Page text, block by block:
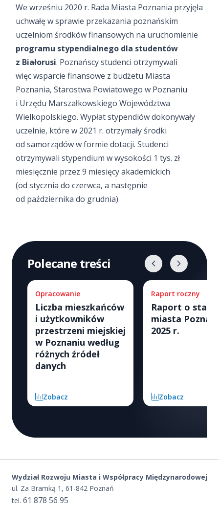
We wrześniu 2020 r. Rada Miasta Poznania przyjęła
uchwałę w sprawie przekazania poznańskim
uczelniom środków finansowych na uruchomienie
programu stypendialnego dla studentów
z Białorusi. Poznańscy studenci otrzymywali
więc wsparcie finansowe z budżetu Miasta
Poznania, Starostwa Powiatowego w Poznaniu
i Urzędu Marszałkowskiego Województwa
Wielkopolskiego. Wypłat stypendiów dokonywały
uczelnie, które w 2021 r. otrzymały środki
od samorządów w formie dotacji. Studenci
otrzymywali stypendium w wysokości 1 tys. zł
miesięcznie przez 9 miesięcy akademickich
(od stycznia do czerwca, a następnie
od października do grudnia).
Polecane treści
Opracowanie
Liczba mieszkańców
i użytkowników
przestrzeni miejskiej
w Poznaniu według
różnych źródeł
danych
Zobacz
Raport roczny
Raport o
miasta
2025 r.
Zobacz
Wydział Rozwoju Miasta i Współpracy Międzynarodowej
ul. Za Bramką 1, 61-842 Poznań
tel. 61 878 56 95